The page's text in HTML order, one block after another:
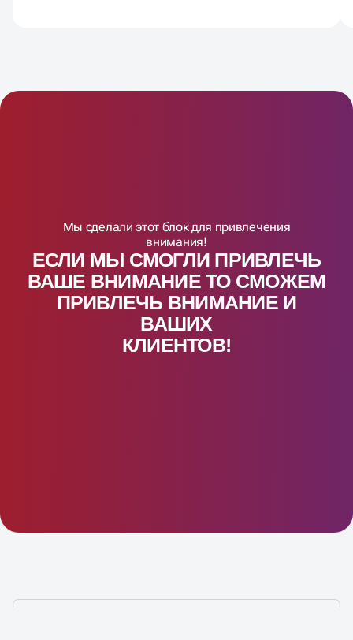
Мы сделали этот блок для привлечения
внимания!
ЕСЛИ МЫ СМОГЛИ ПРИВЛЕЧЬ
ВАШЕ ВНИМАНИЕ ТО СМОЖЕМ
ПРИВЛЕЧЬ ВНИМАНИЕ И
ВАШИX
КЛИЕНТОВ!